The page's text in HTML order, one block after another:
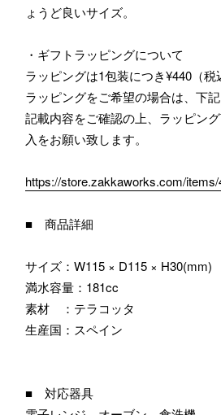
ょうど良いサイズ。
・ギフトラッピングについて
ラッピングは1包装につき¥440（税
ラッピングをご希望の場合は、下
記載内容をご確認の上、ラッピン
入をお願い致します。
https://store.zakkaworks.com/items/
■ 商品詳細
サイズ：W115 × D115 × H30(mm)
満水容量：181cc
素材 ：テラコッタ
生産国：スペイン
■ 対応器具